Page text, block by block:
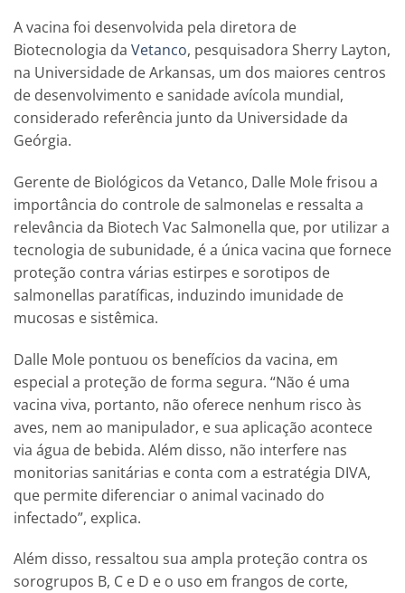
A vacina foi desenvolvida pela diretora de
Biotecnologia da Vetanco, pesquisadora Sherry Layton,
na Universidade de Arkansas, um dos maiores centros
de desenvolvimento e sanidade avícola mundial,
considerado referência junto da Universidade da
Geórgia.
Gerente de Biológicos da Vetanco, Dalle Mole frisou a
importância do controle de salmonelas e ressalta a
relevância da Biotech Vac Salmonella que, por utilizar a
tecnologia de subunidade, é a única vacina que fornece
proteção contra várias estirpes e sorotipos de
salmonellas paratíficas, induzindo imunidade de
mucosas e sistêmica.
Dalle Mole pontuou os benefícios da vacina, em
especial a proteção de forma segura. “Não é uma
vacina viva, portanto, não oferece nenhum risco às
aves, nem ao manipulador, e sua aplicação acontece
via água de bebida. Além disso, não interfere nas
monitorias sanitárias e conta com a estratégia DIVA,
que permite diferenciar o animal vacinado do
infectado”, explica.
Além disso, ressaltou sua ampla proteção contra os
sorogrupos B, C e D e o uso em frangos de corte,